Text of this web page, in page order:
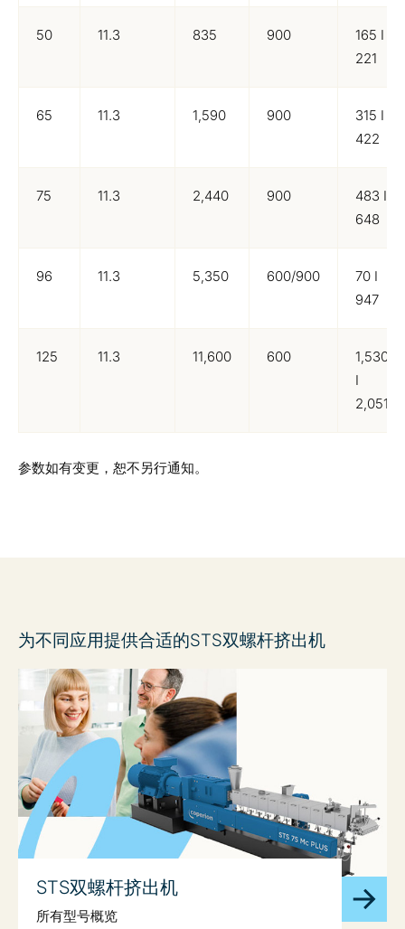
50 11.3 835 900
165 I
221
65 11.3 1,590 900
315 I
422
75 11.3 2,440 900
483 I
648
96 11.3 5,350 600/900
70 I
947
125 11.3 11,600 600
1,530
I
2,051
参数如有变更，恕不另行通知。
为不同应用提供合适的STS双螺杆挤出机
STS双螺杆挤出机
所有型号概览